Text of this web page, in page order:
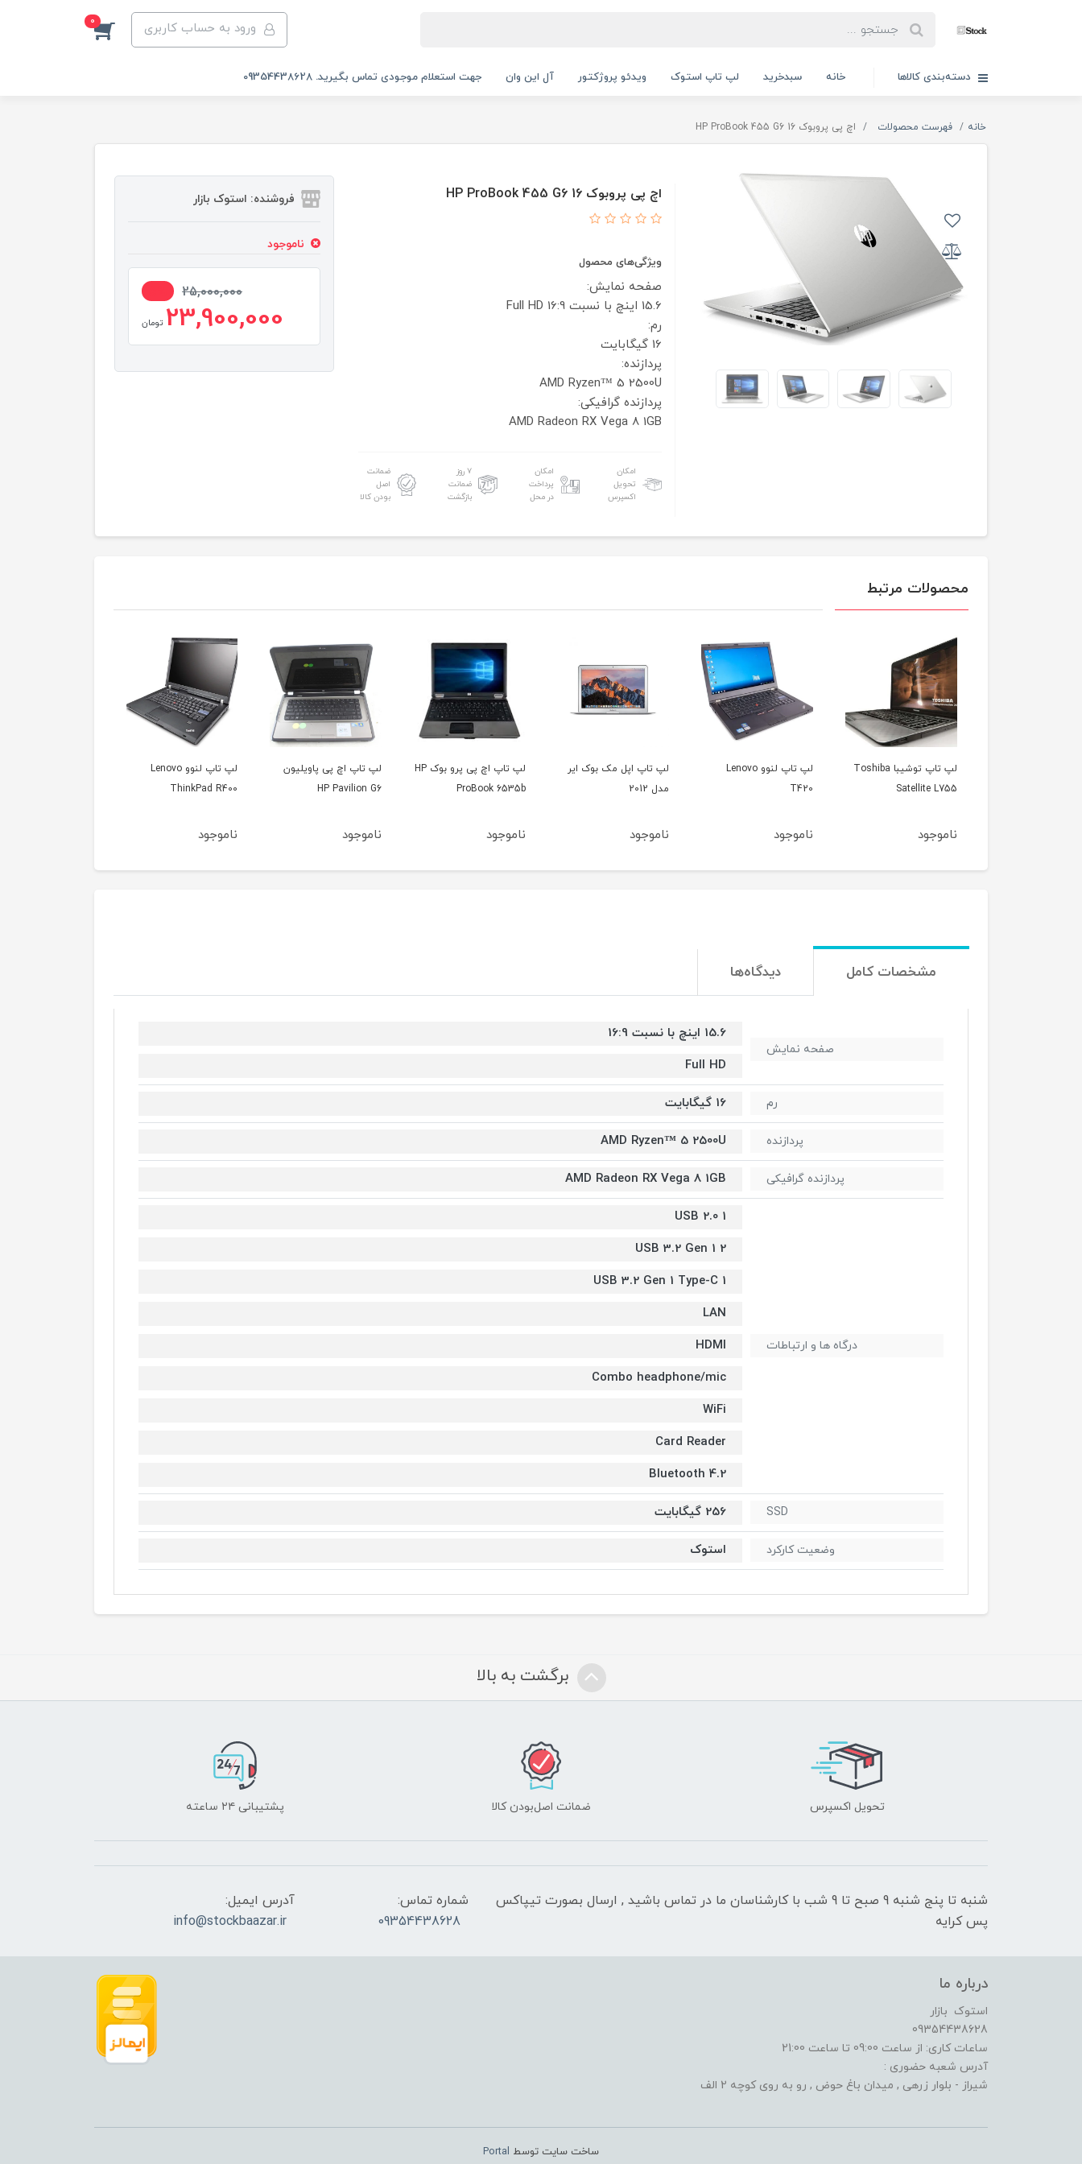
ورود به حساب کاربری 0
دسته‌بندی کالاها خانه سبدخرید لپ تاپ استوک ویدئو پروژکتور آل این وان جهت استعلام موجودی تماس بگیرید. 09354438628
خانه فهرست محصولات اچ پی پروبوک 16 HP ProBook 455 G6
اچ پی پروبوک 16 HP ProBook 455 G6
ویژگی‌های محصول
صفحه نمایش:
15.6 اینچ با نسبت 16:9
Full HD
رم:
16 گیگابایت
پردازنده:
AMD Ryzen™ 5 2500U
پردازنده گرافیکی:
AMD Radeon RX Vega 8 1GB
امکان
تحویل
اکسپرس
امکان
پرداخت
در محل
۷ روز
ضمانت
بازگشت
ضمانت
اصل
بودن کالا
فروشنده: استوک بازار
ناموجود
25,000,000
23,900,000 تومان
محصولات مرتبط
لپ تاپ لنوو Lenovo
T420
ناموجود
لپ تاپ اپل مک بوک ایر
مدل 2012
ناموجود
ProBook 6535b
ناموجود
لپ تاپ اچ پی پاویلیون
HP Pavilion G6
ناموجود
لپ تاپ لنوو Lenovo
ThinkPad R400
ناموجود
لپ تاپ لنوو تینک پد
Lenovo ThinkPad T430
ناموجود
مشخصات کامل دیدگاه‌ها
صفحه نمایش
15.6 اینچ با نسبت 16:9
Full HD
رم 16 گیگابایت
پردازنده AMD Ryzen™ 5 2500U
پردازنده گرافیکی AMD Radeon RX Vega 8 1GB
درگاه ها و ارتباطات
USB 2.0 1
USB 3.2 Gen 1 2
USB 3.2 Gen 1 Type-C 1
LAN
HDMI
Combo headphone/mic
WiFi
Card Reader
Bluetooth 4.2
SSD 256 گیگابایت
وضعیت کارکرد استوک
برگشت به بالا
تحویل اکسپرس ضمانت اصل‌بودن کالا پشتیبانی ۲۴ ساعته
شنبه تا پنج شنبه 9 صبح تا 9 شب با کارشناسان ما در تماس باشید , ارسال بصورت تیپاکس
پس کرایه
شماره تماس:
09354438628
آدرس ایمیل:
info@stockbaazar.ir
درباره ما
استوک بازار
09354438628
ساعات کاری: از ساعت 09:00 تا ساعت 21:00
آدرس شعبه حضوری :
شیراز - بلوار زرهی , میدان باغ حوض , رو به روی کوچه 2 الف
ساخت سایت توسط Portal